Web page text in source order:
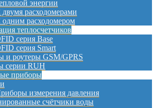
энергии
расходомерами
расходомером
теплосчетчиков
серия Base
серия Smart
и роутеры GSM/GPRS
серии RUH
приборы
измерения давления
счётчики воды